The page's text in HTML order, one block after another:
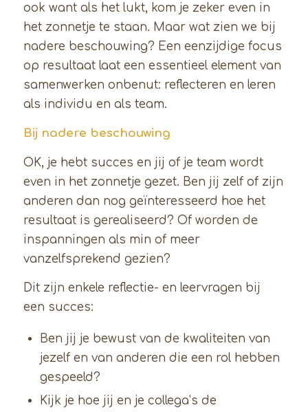
ook want als het lukt, kom je zeker even in
het zonnetje te staan. Maar wat zien we bij
nadere beschouwing? Een eenzijdige focus
op resultaat laat een essentieel element van
samenwerken onbenut: reflecteren en leren
als individu en als team.
Bij nadere beschouwing
OK, je hebt succes en jij of je team wordt
even in het zonnetje gezet. Ben jij zelf of zijn
anderen dan nog geïnteresseerd hoe het
resultaat is gerealiseerd? Of worden de
inspanningen als min of meer
vanzelfsprekend gezien?
Dit zijn enkele reflectie- en leervragen bij
een succes:
Ben jij je bewust van de kwaliteiten van
jezelf en van anderen die een rol hebben
gespeeld?
Kijk je hoe jij en je collega’s de